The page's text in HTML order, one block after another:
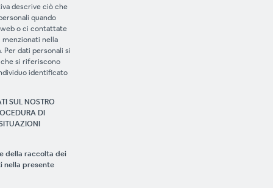
descrive ciò che
quando
o ci contattate
nella
dati personali si
si riferiscono
identificato
SUL NOSTRO
DI
della raccolta dei
nella presente